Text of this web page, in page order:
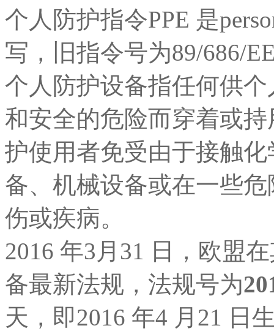
个人防护指令PPE 是
写，旧指令号为89/686/
个人防护设备指任何供
和安全的危险而穿着或
护使用者免受由于接触
备、机械设备或在一些
伤或疾病。
2016 年3月31 日，欧盟
备最新法规，法规号为
天，即2016 年4 月21 日